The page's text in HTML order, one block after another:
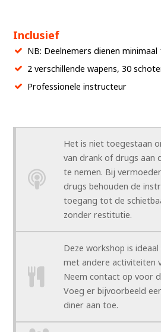
Inclusief
NB: Deelnemers dienen
2 verschillende wapens, 30
Professionele instructeur
Het is niet toegestaan
van drank of drugs aan
te nemen. Bij
drugs behouden de
toegang tot de
zonder restitutie.
Deze workshop is
met andere activiteiten
Neem contact op voor
Voeg er bijvoorbeeld
diner aan toe.